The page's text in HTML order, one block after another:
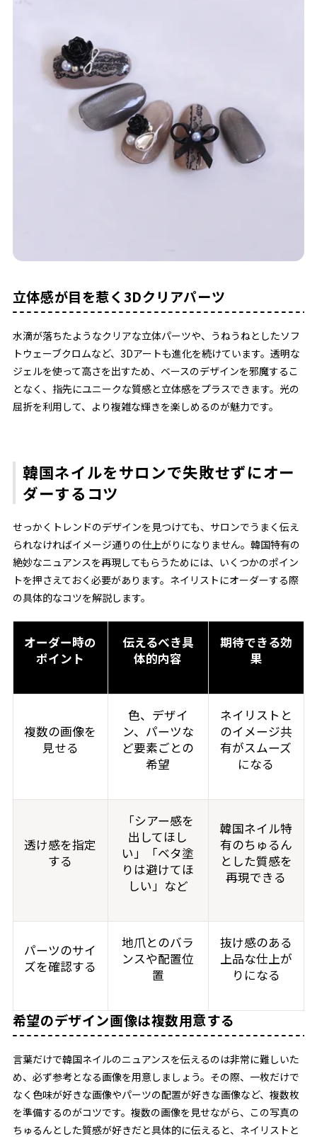
立体感が目を惹く3Dクリアパーツ
水滴が落ちたようなクリアな立体パーツや、うねうねとしたソフ
トウェーブクロムなど、3Dアートも進化を続けています。透明な
ジェルを使って高さを出すため、ベースのデザインを邪魔するこ
となく、指先にユニークな質感と立体感をプラスできます。光の
屈折を利用して、より複雑な輝きを楽しめるのが魅力です。
韓国ネイルをサロンで失敗せずにオー
ダーするコツ
せっかくトレンドのデザインを見つけても、サロンでうまく伝え
られなければイメージ通りの仕上がりになりません。韓国特有の
絶妙なニュアンスを再現してもらうためには、いくつかのポイン
トを押さえておく必要があります。ネイリストにオーダーする際
の具体的なコツを解説します。
オーダー時の
ポイント
伝えるべき具
体的内容
期待できる効
果
複数の画像を
見せる
色、デザイ
ン、パーツな
ど要素ごとの
希望
ネイリストと
のイメージ共
有がスムーズ
になる
透け感を指定
する
「シアー感を
出してほし
い」「ベタ塗
りは避けてほ
しい」など
韓国ネイル特
有のちゅるん
とした質感を
再現できる
パーツのサイ
ズを確認する
地爪とのバラ
ンスや配置位
置
抜け感のある
上品な仕上が
りになる
希望のデザイン画像は複数用意する
言葉だけで韓国ネイルのニュアンスを伝えるのは非常に難しいた
め、必ず参考となる画像を用意しましょう。その際、一枚だけで
なく色味が好きな画像やパーツの配置が好きな画像など、複数枚
を準備するのがコツです。複数の画像を見せながら、この写真の
ちゅるんとした質感が好きだと具体的に伝えると、ネイリストと